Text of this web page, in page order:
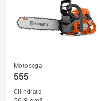
Vedi
maggiori
su
Motosega
555
Cilindrata